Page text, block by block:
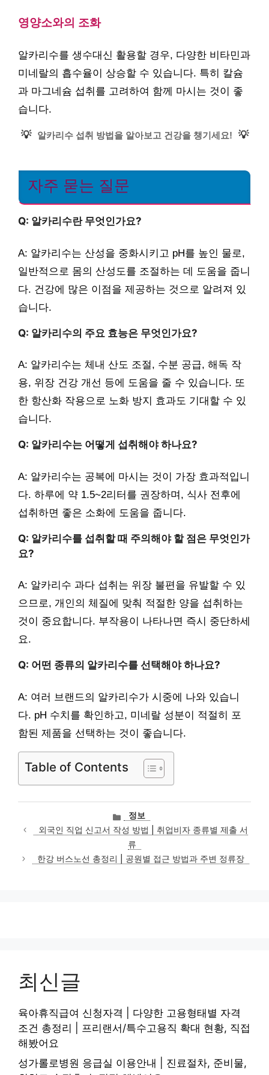
영양소와의 조화
알카리수를 생수대신 활용할 경우, 다양한 비타민과
미네랄의 흡수율이 상승할 수 있습니다. 특히 칼슘
과 마그네슘 섭취를 고려하여 함께 마시는 것이 좋
습니다.
💡 알카리수 섭취 방법을 알아보고 건강을 챙기세요! 💡
자주 묻는 질문
Q: 알카리수란 무엇인가요?
A: 알카리수는 산성을 중화시키고 pH를 높인 물로,
일반적으로 몸의 산성도를 조절하는 데 도움을 줍니
다. 건강에 많은 이점을 제공하는 것으로 알려져 있
습니다.
Q: 알카리수의 주요 효능은 무엇인가요?
A: 알카리수는 체내 산도 조절, 수분 공급, 해독 작
용, 위장 건강 개선 등에 도움을 줄 수 있습니다. 또
한 항산화 작용으로 노화 방지 효과도 기대할 수 있
습니다.
Q: 알카리수는 어떻게 섭취해야 하나요?
A: 알카리수는 공복에 마시는 것이 가장 효과적입니
다. 하루에 약 1.5~2리터를 권장하며, 식사 전후에
섭취하면 좋은 소화에 도움을 줍니다.
Q: 알카리수를 섭취할 때 주의해야 할 점은 무엇인가
요?
A: 알카리수 과다 섭취는 위장 불편을 유발할 수 있
으므로, 개인의 체질에 맞춰 적절한 양을 섭취하는
것이 중요합니다. 부작용이 나타나면 즉시 중단하세
요.
Q: 어떤 종류의 알카리수를 선택해야 하나요?
A: 여러 브랜드의 알카리수가 시중에 나와 있습니
다. pH 수치를 확인하고, 미네랄 성분이 적절히 포
함된 제품을 선택하는 것이 좋습니다.
Table of Contents
카
테
고
리
정보
외국인 직업 신고서 작성 방법 | 취업비자 종류별 제출 서
류
한강 버스노선 총정리 | 공원별 접근 방법과 주변 정류장
최신글
육아휴직급여 신청자격 | 다양한 고용형태별 자격
조건 총정리 | 프리랜서/특수고용직 확대 현황, 직접
해봤어요
성가롤로병원 응급실 이용안내 | 진료절차, 준비물,